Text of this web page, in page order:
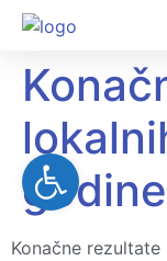
godine
Konačne
Open toolbar